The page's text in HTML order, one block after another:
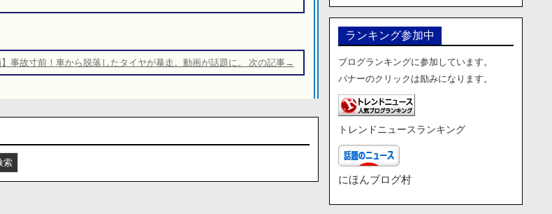
】事故寸前！車から脱落したタイヤが暴走。動画が話題に。 次の記事→
ランキング参加中
ブログランキングに参加しています。
バナーのクリックは励みになります。
トレンドニュースランキング
にほんブログ村